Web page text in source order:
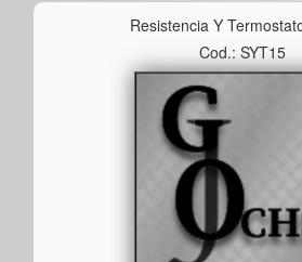
Resistencia Y
Cod.: SYT15